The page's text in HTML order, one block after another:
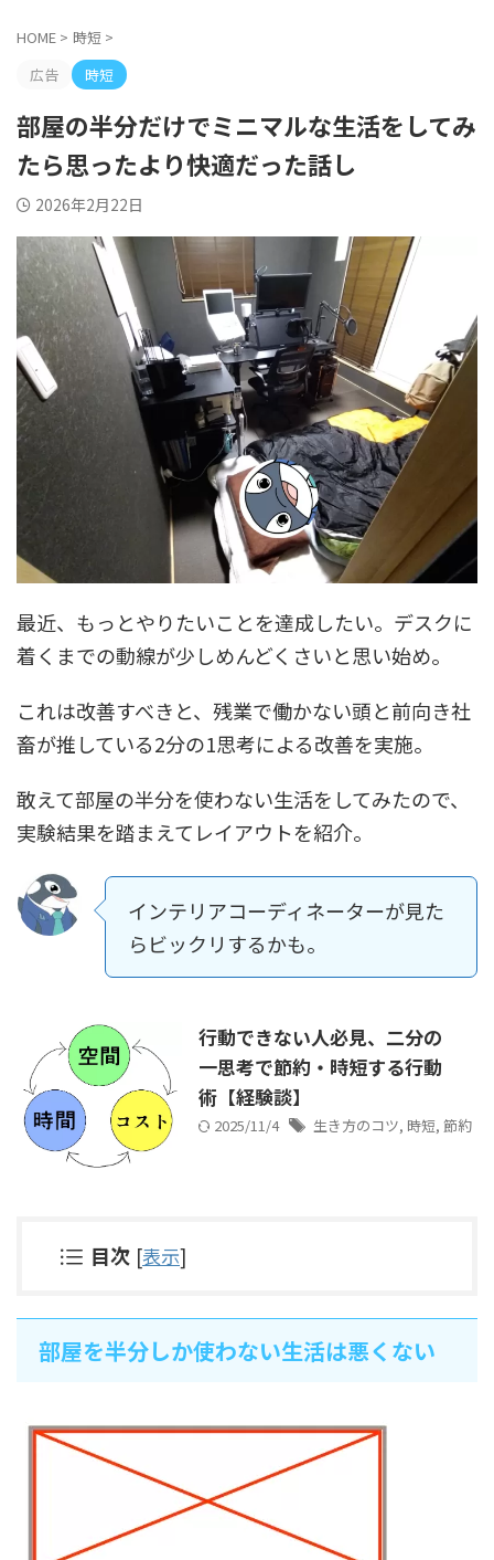
HOME > 時短 >
広告
時短
部屋の半分だけでミニマルな生活をしてみ
たら思ったより快適だった話し
2026年2月22日
最近、もっとやりたいことを達成したい。デスクに
着くまでの動線が少しめんどくさいと思い始め。
これは改善すべきと、残業で働かない頭と前向き社
畜が推している2分の1思考による改善を実施。
敢えて部屋の半分を使わない生活をしてみたので、
実験結果を踏まえてレイアウトを紹介。
インテリアコーディネーターが見た
らビックリするかも。
行動できない人必見、二分の
一思考で節約・時短する行動
術【経験談】
2025/11/4 生き方のコツ, 時短, 節約
目次 [表示]
部屋を半分しか使わない生活は悪くない